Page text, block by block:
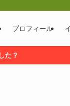
プロフィール
た？